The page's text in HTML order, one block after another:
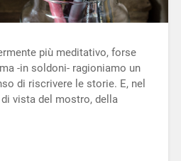
più meditativo, forse
-in soldoni- ragioniamo un
di riscrivere le storie. E, nel
vista del mostro, della